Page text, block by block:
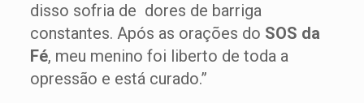
disso sofria de dores de barriga
constantes. Após as orações do SOS da
Fé, meu menino foi liberto de toda a
opressão e está curado.”